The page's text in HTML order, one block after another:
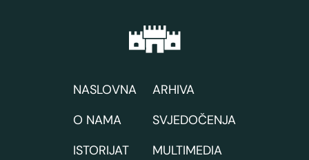
NASLOVNA
O NAMA
ISTORIJAT
ARHIVA
SVJEDOČENJA
MULTIMEDIA